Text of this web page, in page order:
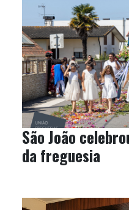
São João
da freguesia